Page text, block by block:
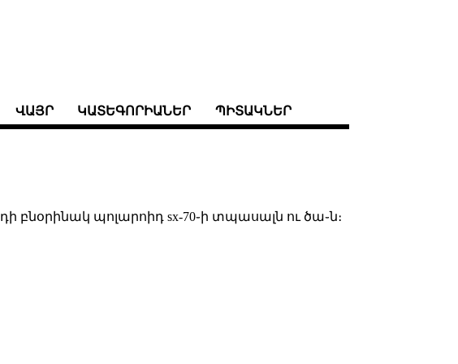
ՎԱՅՐ ԿԱՏԵԳՈՐԻԱՆԵՐ ՊԻՏԱԿՆԵՐ
պոլարոիդ sx-70֊ի տպասալն ու ծա֊ն։